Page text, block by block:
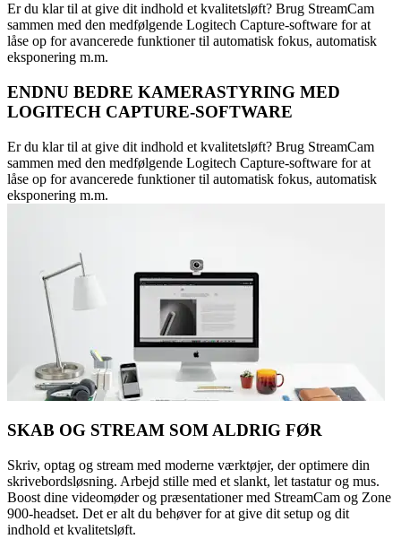
Er du klar til at give dit indhold et kvalitetsløft? Brug StreamCam
sammen med den medfølgende Logitech Capture-software for at
låse op for avancerede funktioner til automatisk fokus, automatisk
eksponering m.m.
ENDNU BEDRE KAMERASTYRING MED
LOGITECH CAPTURE-SOFTWARE
Er du klar til at give dit indhold et kvalitetsløft? Brug StreamCam
sammen med den medfølgende Logitech Capture-software for at
låse op for avancerede funktioner til automatisk fokus, automatisk
eksponering m.m.
SKAB OG STREAM SOM ALDRIG FØR
Skriv, optag og stream med moderne værktøjer, der optimere din
skrivebordsløsning. Arbejd stille med et slankt, let tastatur og mus.
Boost dine videomøder og præsentationer med StreamCam og Zone
900-headset. Det er alt du behøver for at give dit setup og dit
indhold et kvalitetsløft.